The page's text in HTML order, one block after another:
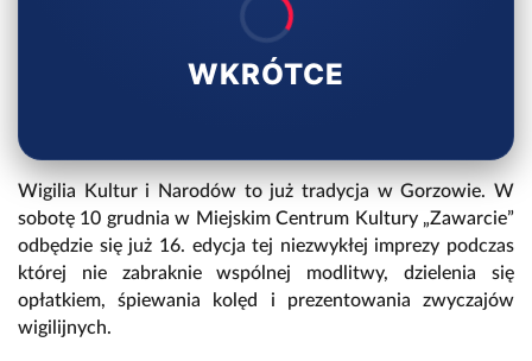
WKRÓTCE
Wigilia Kultur i Narodów to już tradycja w Gorzowie. W
sobotę 10 grudnia w Miejskim Centrum Kultury „Zawarcie”
odbędzie się już 16. edycja tej niezwykłej imprezy podczas
której nie zabraknie wspólnej modlitwy, dzielenia się
opłatkiem, śpiewania kolęd i prezentowania zwyczajów
wigilijnych.